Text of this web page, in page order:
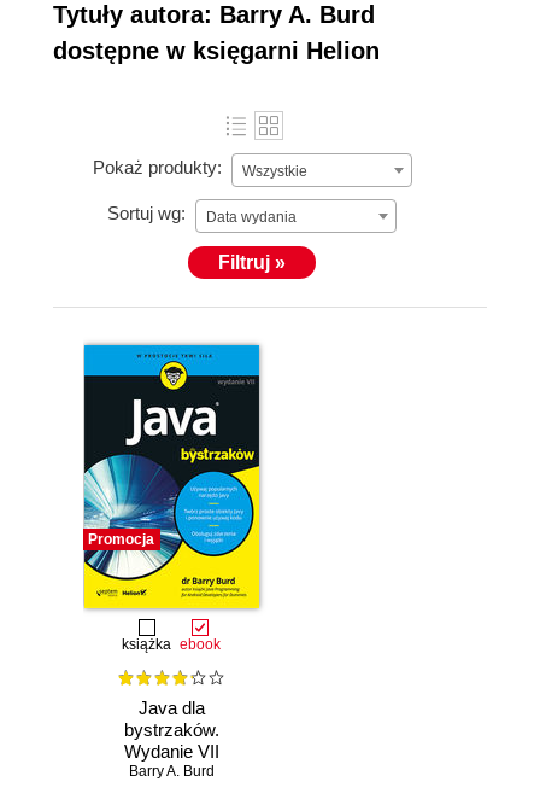
Tytuły autora: Barry A. Burd
dostępne w księgarni Helion
Pokaż produkty: Wszystkie
Sortuj wg: Data wydania
Filtruj »
Promocja
książka ebook
Java dla
bystrzaków.
Wydanie VII
Barry A. Burd